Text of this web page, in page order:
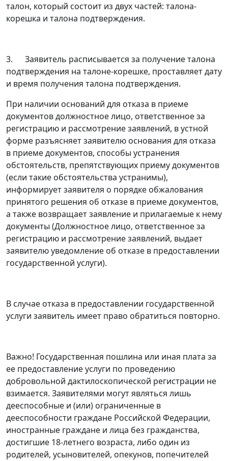
талон, который состоит из двух частей: талона-
корешка и талона подтверждения.
3. Заявитель расписывается за получение талона
подтверждения на талоне-корешке, проставляет дату
и время получения талона подтверждения.
При наличии оснований для отказа в приеме
документов должностное лицо, ответственное за
регистрацию и рассмотрение заявлений, в устной
форме разъясняет заявителю основания для отказа
в приеме документов, способы устранения
обстоятельств, препятствующих приему документов
(если такие обстоятельства устранимы),
информирует заявителя о порядке обжалования
принятого решения об отказе в приеме документов,
а также возвращает заявление и прилагаемые к нему
документы (Должностное лицо, ответственное за
регистрацию и рассмотрение заявлений, выдает
заявителю уведомление об отказе в предоставлении
государственной услуги).
В случае отказа в предоставлении государственной
услуги заявитель имеет право обратиться повторно.
Важно! Государственная пошлина или иная плата за
ее предоставление услуги по проведению
добровольной дактилоскопической регистрации не
взимается. Заявителями могут являться лишь
дееспособные и (или) ограниченные в
дееспособности граждане Российской Федерации,
иностранные граждане и лица без гражданства,
достигшие 18-летнего возраста, либо один из
родителей, усыновителей, опекунов, попечителей